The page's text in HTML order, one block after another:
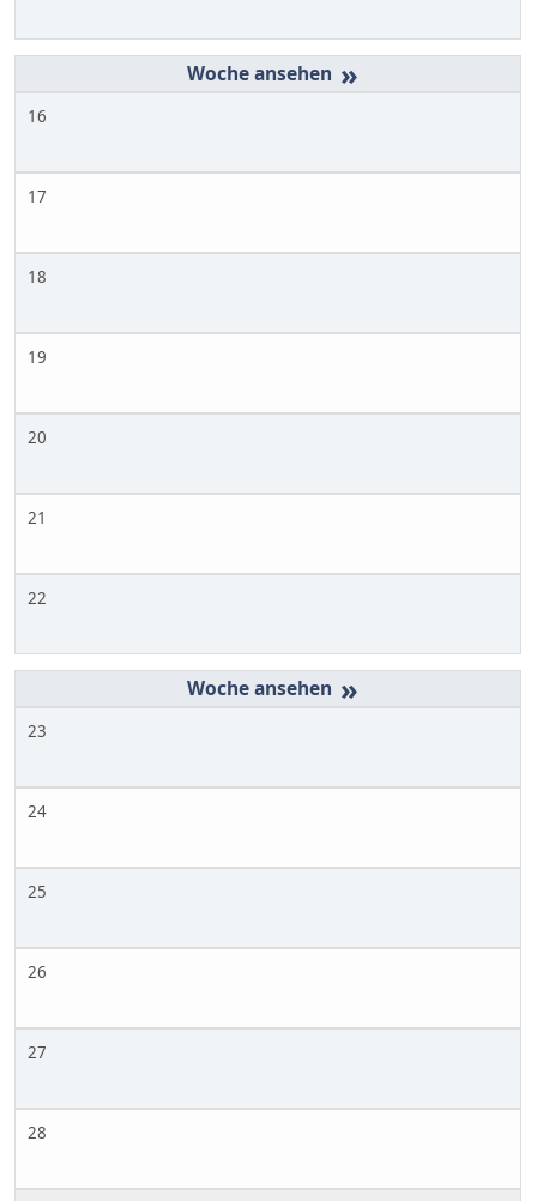
»
16
17
18
19
20
21
22
»
23
24
25
26
27
28